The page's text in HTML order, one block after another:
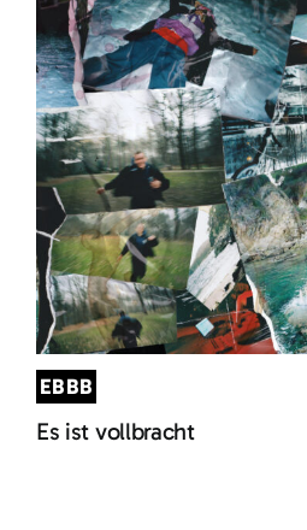
EBBB
Es ist vollbracht